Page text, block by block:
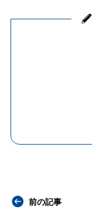
前の記事